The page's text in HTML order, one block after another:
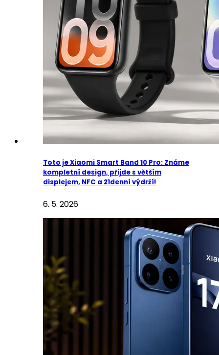
Toto je Xiaomi Smart Band 10 Pro: Známe
kompletní design, přijde s větším
displejem, NFC a 21denní výdrží!
6. 5. 2026